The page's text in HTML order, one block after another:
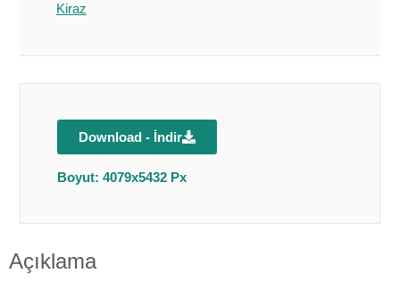
Kiraz
Download - İndir
Boyut: 4079x5432 Px
Açıklama